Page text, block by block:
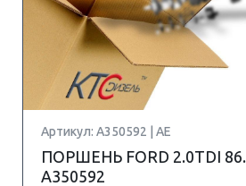
Артикул: A350592 | AE
ПОРШЕНЬ FORD 2.0TDI
A350592